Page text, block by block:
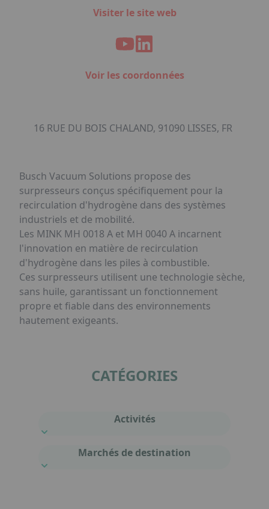
Visiter le site web
Voir les coordonnées
16 RUE DU BOIS CHALAND, 91090 LISSES, FR
Busch Vacuum Solutions propose des
surpresseurs conçus spécifiquement pour la
recirculation d'hydrogène dans des systèmes
industriels et de mobilité.
Les MINK MH 0018 A et MH 0040 A incarnent
l'innovation en matière de recirculation
d'hydrogène dans les piles à combustible.
Ces surpresseurs utilisent une technologie sèche,
sans huile, garantissant un fonctionnement
propre et fiable dans des environnements
hautement exigeants.
CATÉGORIES
Activités
Marchés de destination